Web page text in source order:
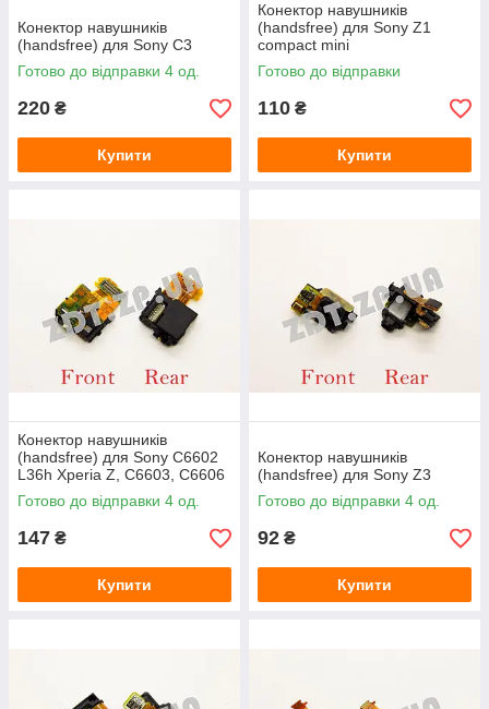
Конектор навушників
(handsfree) для Sony C3
Готово до відправки 4 од.
220 ₴
Купити
Конектор навушників
(handsfree) для Sony Z1
compact mini
Готово до відправки
110 ₴
Купити
Конектор навушників
(handsfree) для Sony C6602
L36h Xperia Z, С6603, С6606
Готово до відправки 4 од.
147 ₴
Купити
Конектор навушників
(handsfree) для Sony Z3
Готово до відправки 4 од.
92 ₴
Купити